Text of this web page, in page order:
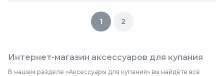
1 2
Интернет-магазин аксессуаров для купания
В нашем разделе «Аксессуары для купания» вы найдёте всё